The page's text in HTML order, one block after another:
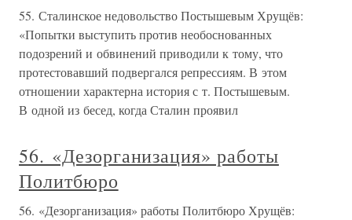
55. Сталинское недовольство Постышевым Хрущёв:
«Попытки выступить против необоснованных
подозрений и обвинений приводили к тому, что
протестовавший подвергался репрессиям. В этом
отношении характерна история с т. Постышевым.
В одной из бесед, когда Сталин проявил
56. «Дезорганизация» работы
Политбюро
56. «Дезорганизация» работы Политбюро Хрущёв: